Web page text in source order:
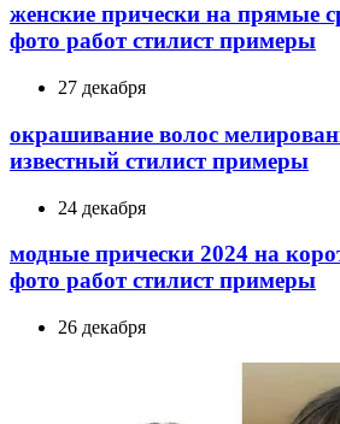
женские прически на прямые
фото работ стилист примеры
27 декабря
окрашивание волос
известный стилист примеры
24 декабря
модные прически 2024 на
фото работ стилист примеры
26 декабря